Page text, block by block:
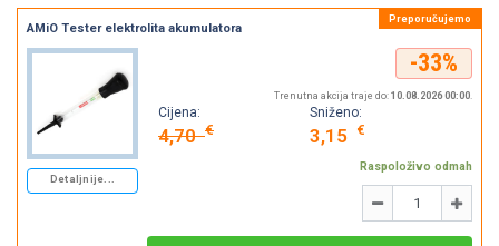
Detaljnije...
AMiO Tester elektrolita akumulatora
-33%
Trenutna akcija traje do: 10.08.2026 00:00.
Cijena:
4,70€
Sniženo:
3,15 €
Raspoloživo odmah
- +